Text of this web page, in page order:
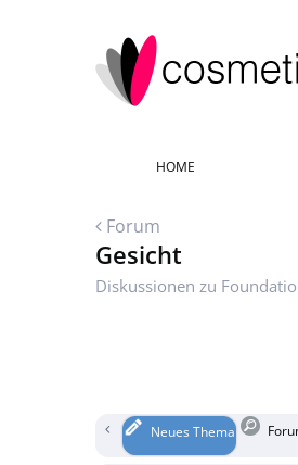
HOME
Forum
Gesicht
Diskussionen zu
Neues Thema